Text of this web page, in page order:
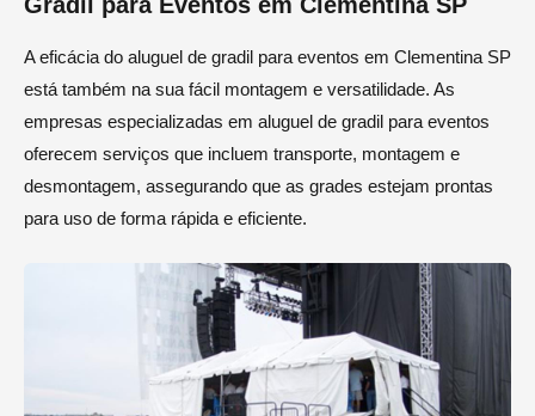
A eficácia do aluguel de gradil para eventos em Clementina SP
está também na sua fácil montagem e versatilidade. As
empresas especializadas em aluguel de gradil para eventos
oferecem serviços que incluem transporte, montagem e
desmontagem, assegurando que as grades estejam prontas
para uso de forma rápida e eficiente.